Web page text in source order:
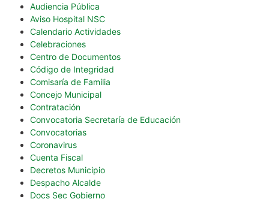
Audiencia Pública
Aviso Hospital NSC
Calendario Actividades
Celebraciones
Centro de Documentos
Código de Integridad
Comisaría de Familia
Concejo Municipal
Contratación
Convocatoria Secretaría de Educación
Convocatorias
Coronavirus
Cuenta Fiscal
Decretos Municipio
Despacho Alcalde
Docs Sec Gobierno